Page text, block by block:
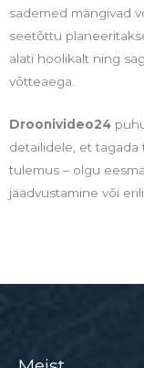
sademed mängivad
seetõttu
alati hoolikalt ning
võtteaega.
Droonivideo24
detailidele, et tagada
tulemus – olgu
jäädvustamine või